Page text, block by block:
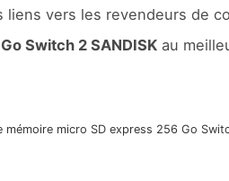
liens vers les revendeurs de
Switch 2 SANDISKau
mémoire micro SD express 256 Go